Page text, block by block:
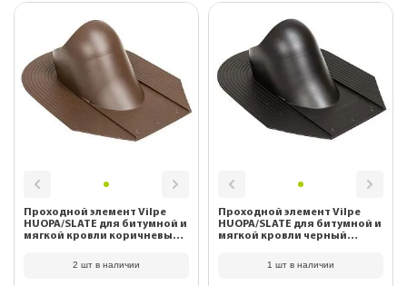
Проходной элемент Vilpe
HUOPA/SLATE для битумной и
мягкой кровли коричневый
2 шт в наличии
Проходной элемент Vilpe
HUOPA/SLATE для битумной и
мягкой кровли черный
1 шт в наличии